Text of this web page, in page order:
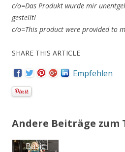
c/o=Das Produkt wurde mir
gestellt!
c/o=This product were provided to
SHARE THIS ARTICLE
Empfehlen
Andere Beiträge zum
Plus size